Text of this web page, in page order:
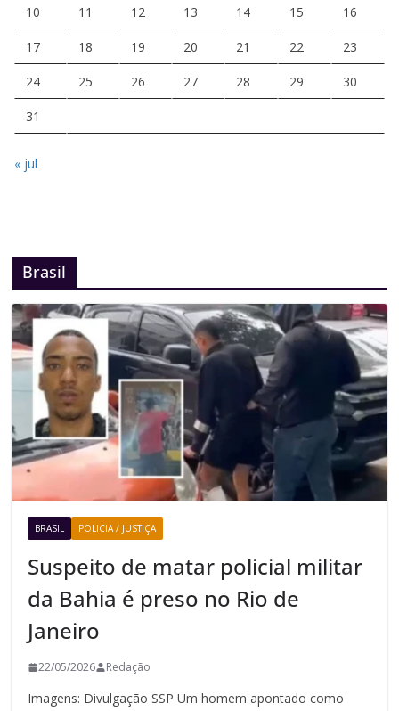
10 11 12 13 14 15 16
17 18 19 20 21 22 23
24 25 26 27 28 29 30
31
« jul
Brasil
BRASIL POLICIA / JUSTIÇA
Suspeito de matar policial militar
da Bahia é preso no Rio de
Janeiro
22/05/2026 Redação
Imagens: Divulgação SSP Um homem apontado como